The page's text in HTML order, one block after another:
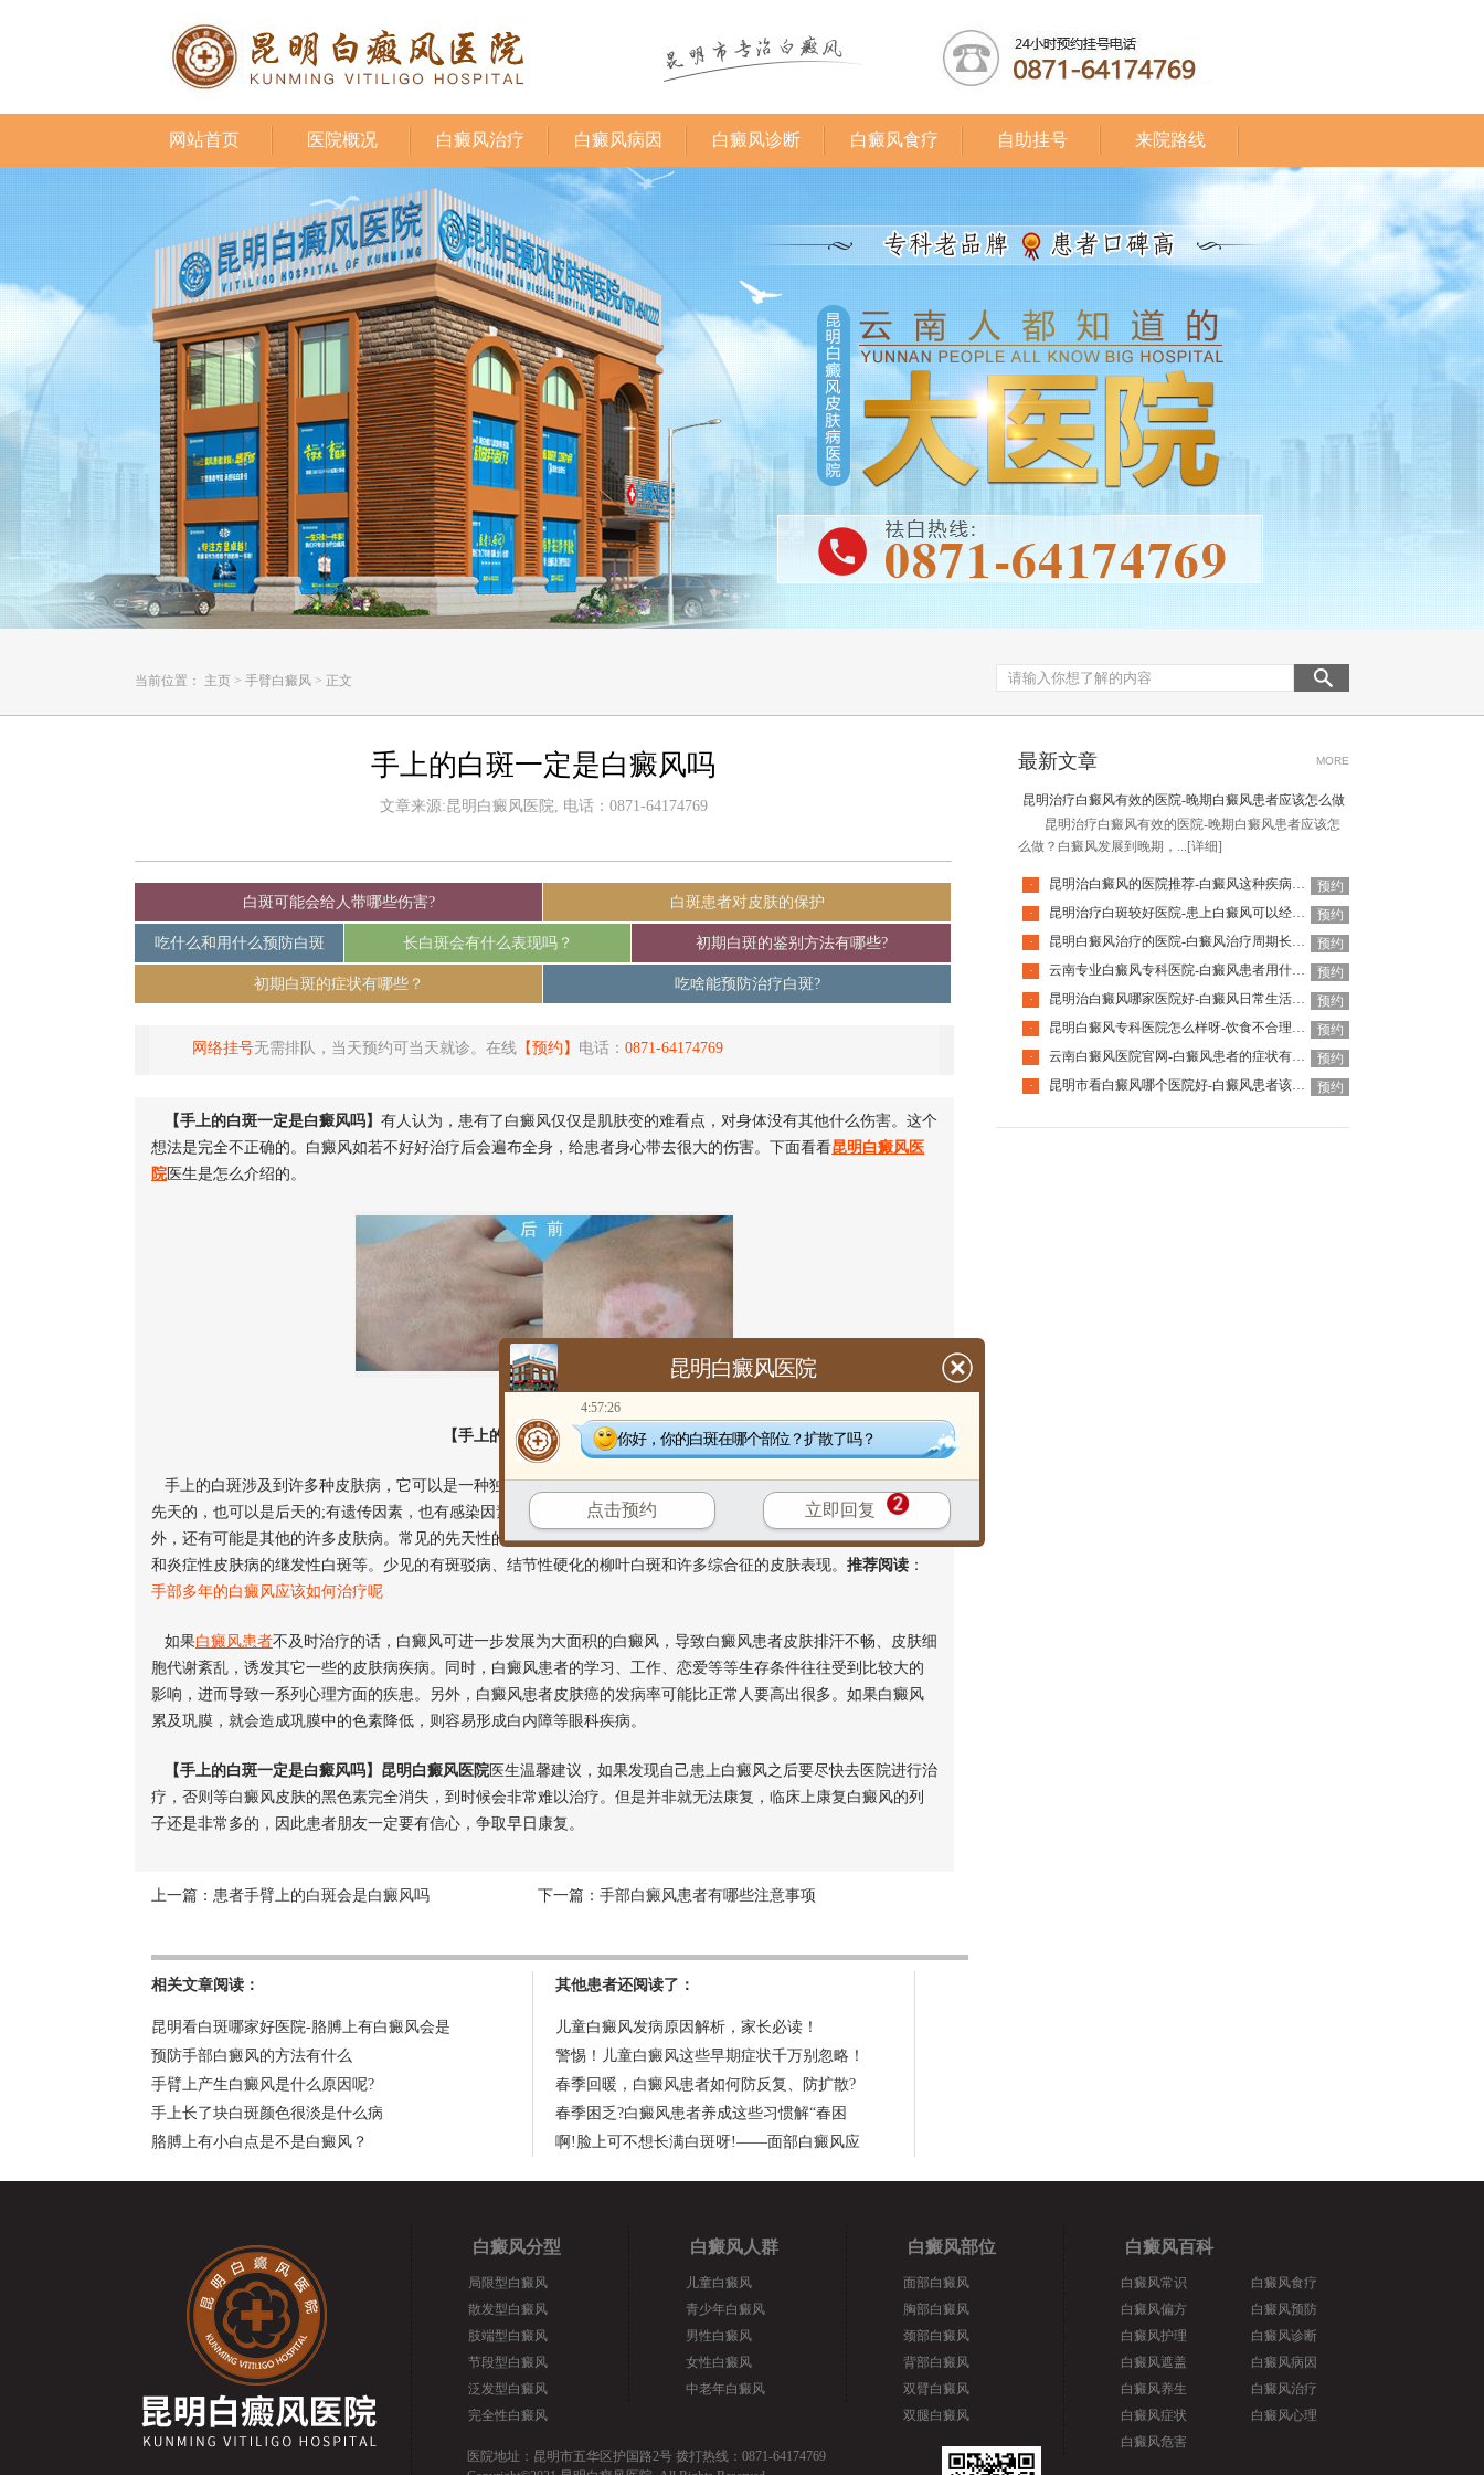
网站首页 医院概况 白癜风治疗 白癜风病因 白癜风诊断 白癜风食疗 自助挂号 来院路线
当前位置： 主页 > 手臂白癜风 > 正文
手上的白斑一定是白癜风吗
文章来源:昆明白癜风医院, 电话：0871-64174769
白斑可能会给人带哪些伤害? 白斑患者对皮肤的保护
吃什么和用什么预防白斑 长白斑会有什么表现吗？ 初期白斑的鉴别方法有哪些?
初期白斑的症状有哪些？ 吃啥能预防治疗白斑?
网络挂号无需排队，当天预约可当天就诊。在线 【预约】 电话： 0871-64174769
【手上的白斑一定是白癜风吗】 有人认为，患有了白癜风仅仅是肌肤变的难看点，对身体没有其他什么伤害。这个
想法是完全不正确的。白癜风如若不好好治疗后会遍布全身，给患者身心带去很大的伤害。下面看看昆明白癜风医
院 医生是怎么介绍的。
【手上的白斑一定是白癜风吗】
手上的白斑涉及到许多种皮肤病，它可以是一种独立的皮肤病，也可以是某一种皮肤病的一部分皮肤表现;可以是
先天的，也可以是后天的;有遗传因素，也有感染因素;还有许多因素至今原因不明。儿童皮肤白斑除见于白癜风之
外，还有可能是其他的许多皮肤病。常见的先天性的有贫血痣、无色素痣;后天或继发的有花斑癣、晕痣、白色糠疹
和炎症性皮肤病的继发性白斑等。少见的有斑驳病、结节性硬化的柳叶白斑和许多综合征的皮肤表现。 推荐阅读 ：
手部多年的白癜风应该如何治疗呢
如果白癜风患者不及时治疗的话，白癜风可进一步发展为大面积的白癜风，导致白癜风患者皮肤排汗不畅、皮肤细
胞代谢紊乱，诱发其它一些的皮肤病疾病。同时，白癜风患者的学习、工作、恋爱等等生存条件往往受到比较大的
影响，进而导致一系列心理方面的疾患。另外，白癜风患者皮肤癌的发病率可能比正常人要高出很多。如果白癜风
累及巩膜，就会造成巩膜中的色素降低，则容易形成白内障等眼科疾病。
【手上的白斑一定是白癜风吗】昆明白癜风医院 医生温馨建议，如果发现自己患上白癜风之后要尽快去医院进行治
疗，否则等白癜风皮肤的黑色素完全消失，到时候会非常难以治疗。但是并非就无法康复，临床上康复白癜风的列
子还是非常多的，因此患者朋友一定要有信心，争取早日康复。
上一篇： 患者手臂上的白斑会是白癜风吗 下一篇： 手部白癜风患者有哪些注意事项
相关文章阅读：
昆明看白斑哪家好医院-胳膊上有白癜风会是
预防手部白癜风的方法有什么
手臂上产生白癜风是什么原因呢?
手上长了块白斑颜色很淡是什么病
胳膊上有小白点是不是白癜风？
其他患者还阅读了：
儿童白癜风发病原因解析，家长必读！
警惕！儿童白癜风这些早期症状千万别忽略！
春季回暖，白癜风患者如何防反复、防扩散?
春季困乏?白癜风患者养成这些习惯解“春困
啊!脸上可不想长满白斑呀!——面部白癜风应
最新文章 MORE
昆明治疗白癜风有效的医院-晚期白癜风患者应该怎么做
昆明治疗白癜风有效的医院-晚期白癜风患者应该怎
么做？白癜风发展到晚期，... [详细]
· 昆明治白癜风的医院推荐-白癜风这种疾病去怎么治疗更好
预约
·
昆明治疗白斑较好医院-患上白癜风可以经常洗澡吗
预约
·
昆明白癜风治疗的医院-白癜风治疗周期长是什么原因导致的
预约
·
云南专业白癜风专科医院-白癜风患者用什么洗衣液比较好
预约
·
昆明治白癜风哪家医院好-白癜风日常生活有哪些禁忌
预约
·
昆明白癜风专科医院怎么样呀-饮食不合理也会引起白癜风吗
预约
·
云南白癜风医院官网-白癜风患者的症状有哪些特点
预约
·
昆明市看白癜风哪个医院好-白癜风患者该如何度过冬季 预约
白癜风分型
局限型白癜风
散发型白癜风
肢端型白癜风
节段型白癜风
泛发型白癜风
完全性白癜风
白癜风人群
儿童白癜风
青少年白癜风
男性白癜风
女性白癜风
中老年白癜风
白癜风部位
面部白癜风
胸部白癜风
颈部白癜风
背部白癜风
双臂白癜风
双腿白癜风
白癜风百科
白癜风常识
白癜风偏方
白癜风护理
白癜风遮盖
白癜风养生
白癜风症状
白癜风危害
白癜风食疗
白癜风预防
白癜风诊断
白癜风病因
白癜风治疗
白癜风心理
医院地址：昆明市五华区护国路2号 拨打热线：0871-64174769
昆明白癜风医院
4:57:26
你好，你的白斑在哪个部位？扩散了吗？
点击预约 立即回复